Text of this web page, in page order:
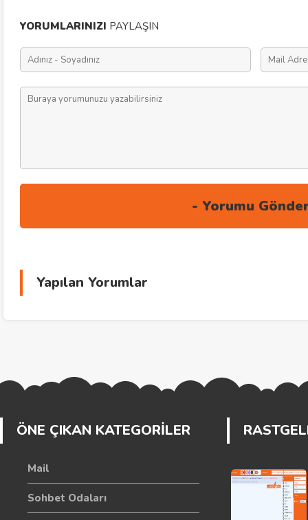
YORUMLARINIZI PAYLAŞIN
Yapılan Yorumlar
ÖNE ÇIKAN KATEGORİLER
Mail
Sohbet Odaları